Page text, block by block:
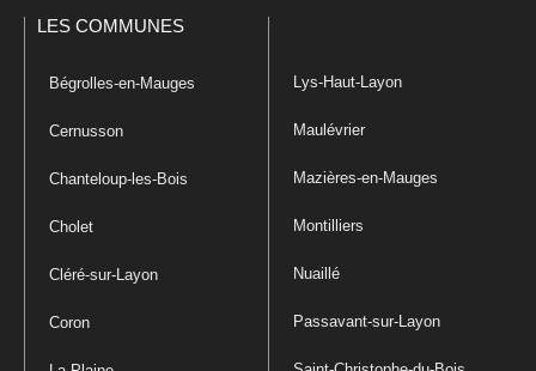
LES COMMUNES
Bégrolles-en-Mauges
Cernusson
Chanteloup-les-Bois
Cholet
Cléré-sur-Layon
Coron
Lys-Haut-Layon
Maulévrier
Mazières-en-Mauges
Montilliers
Nuaillé
Passavant-sur-Layon